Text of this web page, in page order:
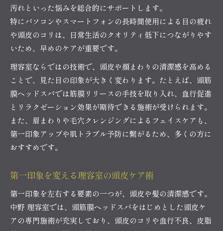
汚れといった悩みを総合的にサポートします。
特にパソコンやスマートフォンの長時間使用による目の疲れ
や頭皮のコリは、日常生活のクオリティ低下につながりやす
いため、早めのケアが重要です。
理容室ならではの技術で、頭皮や顔まわりの清潔感を高める
ことで、見た目の印象が大きく変わります。たとえば、頭筋
膜ヘッドスパでは筋膜リリースの手技を取り入れ、血行促進
とリラクゼーション効果が期待できる施術が受けられます。
また、眉まわりや毛穴クレンジングによるフェイスケアも、
第一印象アップや肌トラブル予防に繋がるため、多くの方に
おすすめです。
第一印象を変える理容室の頭皮ケア術
第一印象を左右する要素の一つが、頭皮や髪の清潔感です。
中野 理容室では、頭筋膜ヘッドスパをはじめとした頭皮ケ
アの専門施術が充実しており、頭皮のコリや血行不良、皮脂